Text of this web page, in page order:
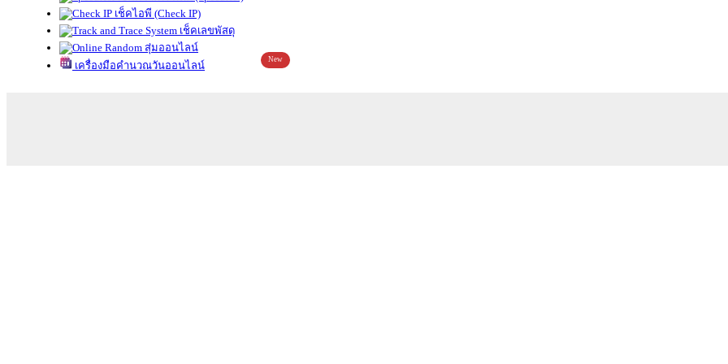
เช็คไอพี (Check IP)
เช็คเลขพัสดุ
สุ่มออนไลน์
เครื่องมือคำนวณวันออนไลน์
New